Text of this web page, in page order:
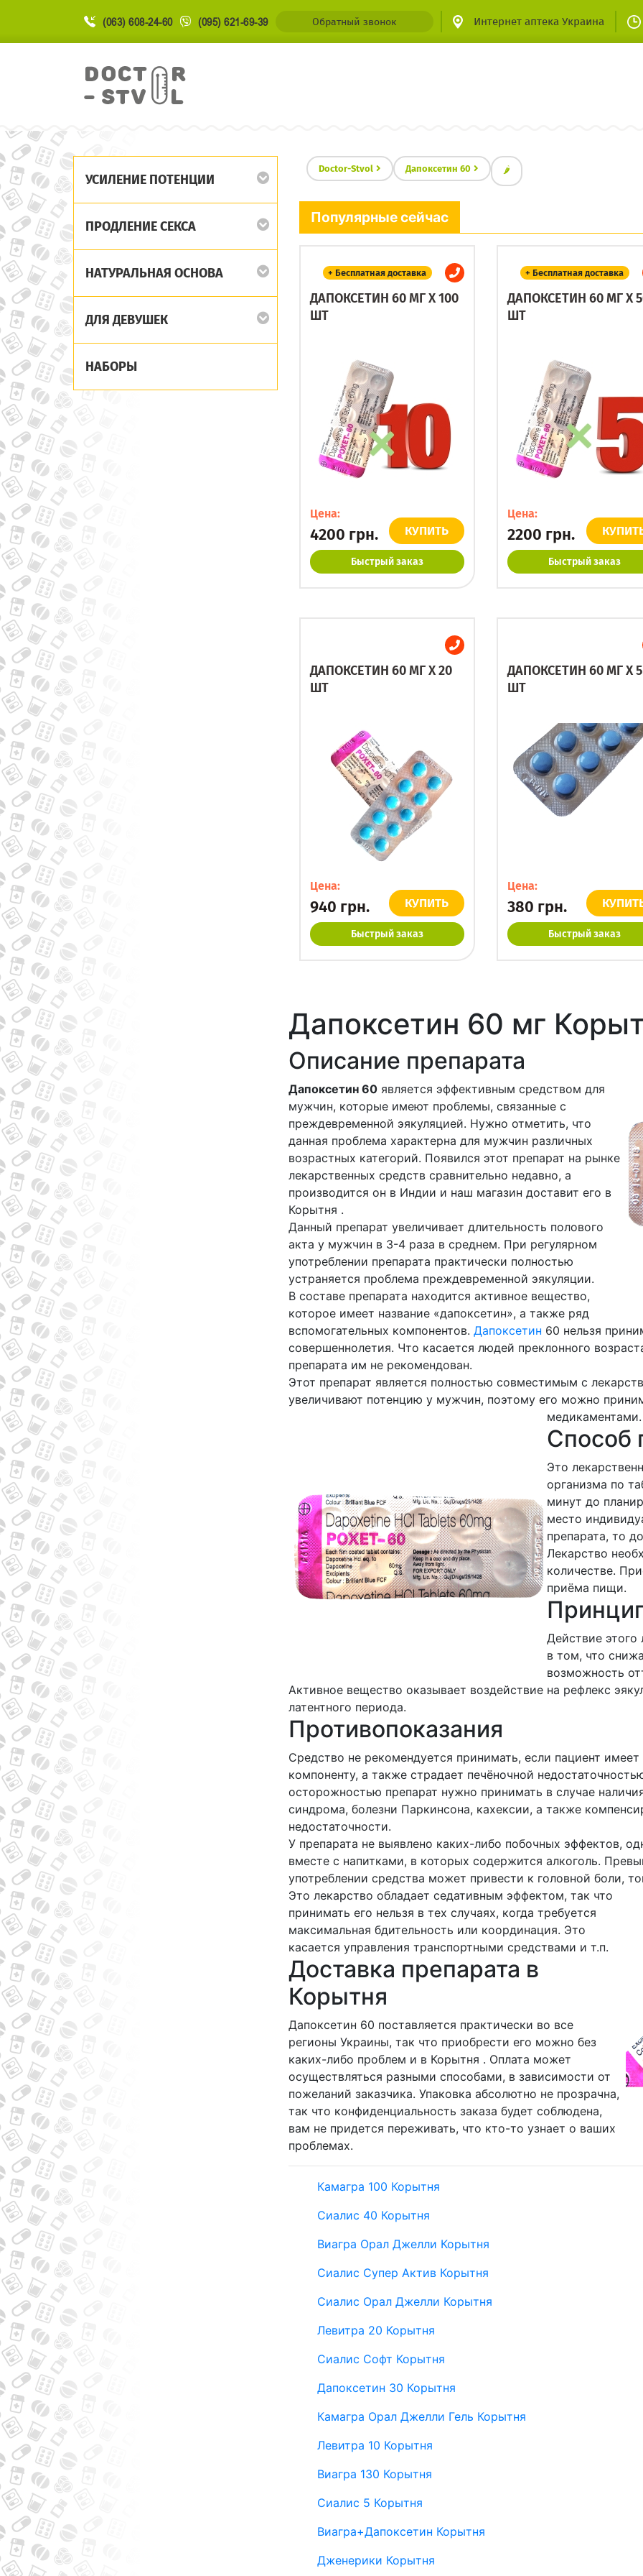
(063) 608-24-60 (095) 621-69-39 Обратный звонок Интернет аптека Украина
УСИЛЕНИЕ ПОТЕНЦИИ
ПРОДЛЕНИЕ СЕКСА
НАТУРАЛЬНАЯ ОСНОВА
ДЛЯ ДЕВУШЕК
НАБОРЫ
Doctor-Stvol Дапоксетин 60 🌶
Популярные сейчас
+ Бесплатная доставка
ДАПОКСЕТИН 60 МГ X 100
ШТ
Цена:
4200 грн. КУПИТЬ
Быстрый заказ
+ Бесплатная доставка
ДАПОКСЕТИН 60 МГ X
ШТ
Цена:
2200 грн.
Быстрый заказ
ДАПОКСЕТИН 60 МГ X 20
ШТ
Цена:
940 грн. КУПИТЬ
Быстрый заказ
ДАПОКСЕТИН 60 МГ X 5
ШТ
Цена:
380 грн.
Быстрый заказ
Дапоксетин 60 мг
Описание препарата
Дапоксетин 60 является эффективным средством для
мужчин, которые имеют проблемы, связанные с
преждевременной эякуляцией. Нужно отметить, что
данная проблема характерна для мужчин различных
возрастных категорий. Появился этот препарат на рынке
лекарственных средств сравнительно недавно, а
производится он в Индии и наш магазин доставит его в
Корытня .
Данный препарат увеличивает длительность полового
акта у мужчин в 3-4 раза в среднем. При регулярном
употреблении препарата практически полностью
устраняется проблема преждевременной эякуляции.
В составе препарата находится активное вещество,
которое имеет название «дапоксетин», а также ряд
вспомогательных компонентов. Дапоксетин 60 нельзя
совершеннолетия. Что касается людей преклонного
препарата им не рекомендован.
Этот препарат является полностью совместимым с
увеличивают потенцию у мужчин, поэтому его можно
медикаментами.
Способ
Это
организма по
минут до
место
препарата, то
Лекарство
количестве.
приёма пищи.
Действие этого
в том, что
возможность
Активное вещество оказывает воздействие на рефлекс
латентного периода.
Противопоказания
Средство не рекомендуется принимать, если пациент
компоненту, а также страдает печёночной
осторожностью препарат нужно принимать в случае
синдрома, болезни Паркинсона, кахексии, а также
недостаточности.
У препарата не выявлено каких-либо побочных эффектов,
вместе с напитками, в которых содержится алкоголь.
употреблении средства может привести к головной боли,
Это лекарство обладает седативным эффектом, так что
принимать его нельзя в тех случаях, когда требуется
максимальная бдительность или координация. Это
касается управления транспортными средствами и т.п.
Доставка препарата в
Корытня
Дапоксетин 60 поставляется практически во все
регионы Украины, так что приобрести его можно без
каких-либо проблем и в Корытня . Оплата может
осуществляться разными способами, в зависимости от
пожеланий заказчика. Упаковка абсолютно не прозрачна,
так что конфиденциальность заказа будет соблюдена,
вам не придется переживать, что кто-то узнает о ваших
проблемах.
Камагра 100 Корытня
Сиалис 40 Корытня
Виагра Орал Джелли Корытня
Сиалис Супер Актив Корытня
Сиалис Орал Джелли Корытня
Левитра 20 Корытня
Сиалис Софт Корытня
Дапоксетин 30 Корытня
Камагра Орал Джелли Гель Корытня
Левитра 10 Корытня
Виагра 130 Корытня
Сиалис 5 Корытня
Виагра+Дапоксетин Корытня
Дженерики Корытня